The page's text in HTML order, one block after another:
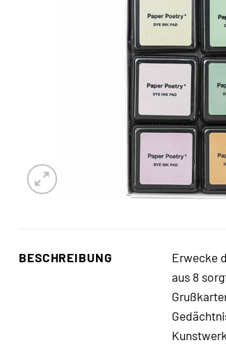
BESCHREIBUNG
Erwecke
aus 8